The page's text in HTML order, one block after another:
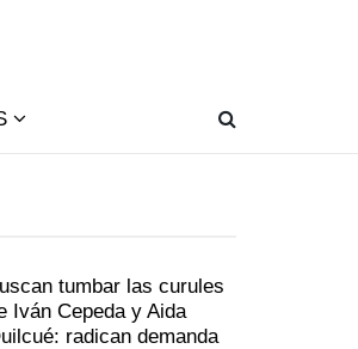
tumbar las curules
Iván Cepeda y Aida
radican demanda